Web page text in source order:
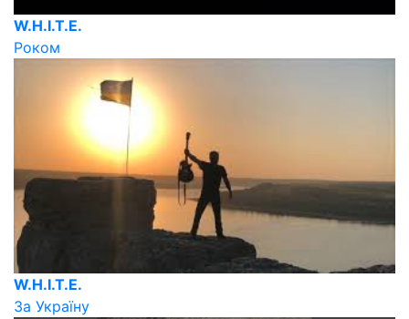
W.H.I.T.E.
Роком
W.H.I.T.E.
За Україну